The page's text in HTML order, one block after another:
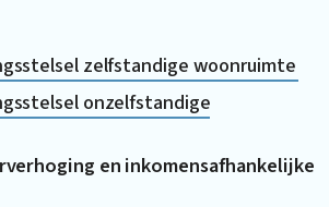
zelfstandige woonruimte
onzelfstandige
en inkomensafhankelijke